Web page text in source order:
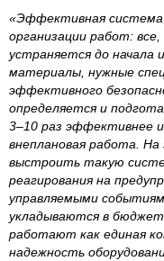
«Эффективная система
организации работ:
устраняется до начала
материалы, нужные
эффективного
определяется и
3–10 раз эффективнее
внеплановая работа. На
выстроить такую
реагирования на
управляемыми
укладываются в
работают как единая
надежность